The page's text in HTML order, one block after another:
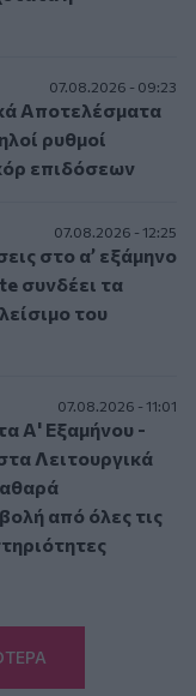
07.08.2026 - 09:23
Αποτελέσματα
ρυθμοί
επιδόσεων
07.08.2026 - 12:25
στο α’ εξάμηνο
συνδέει τα
του
07.08.2026 - 11:01
Α' Εξαμήνου -
Λειτουργικά
από όλες τις